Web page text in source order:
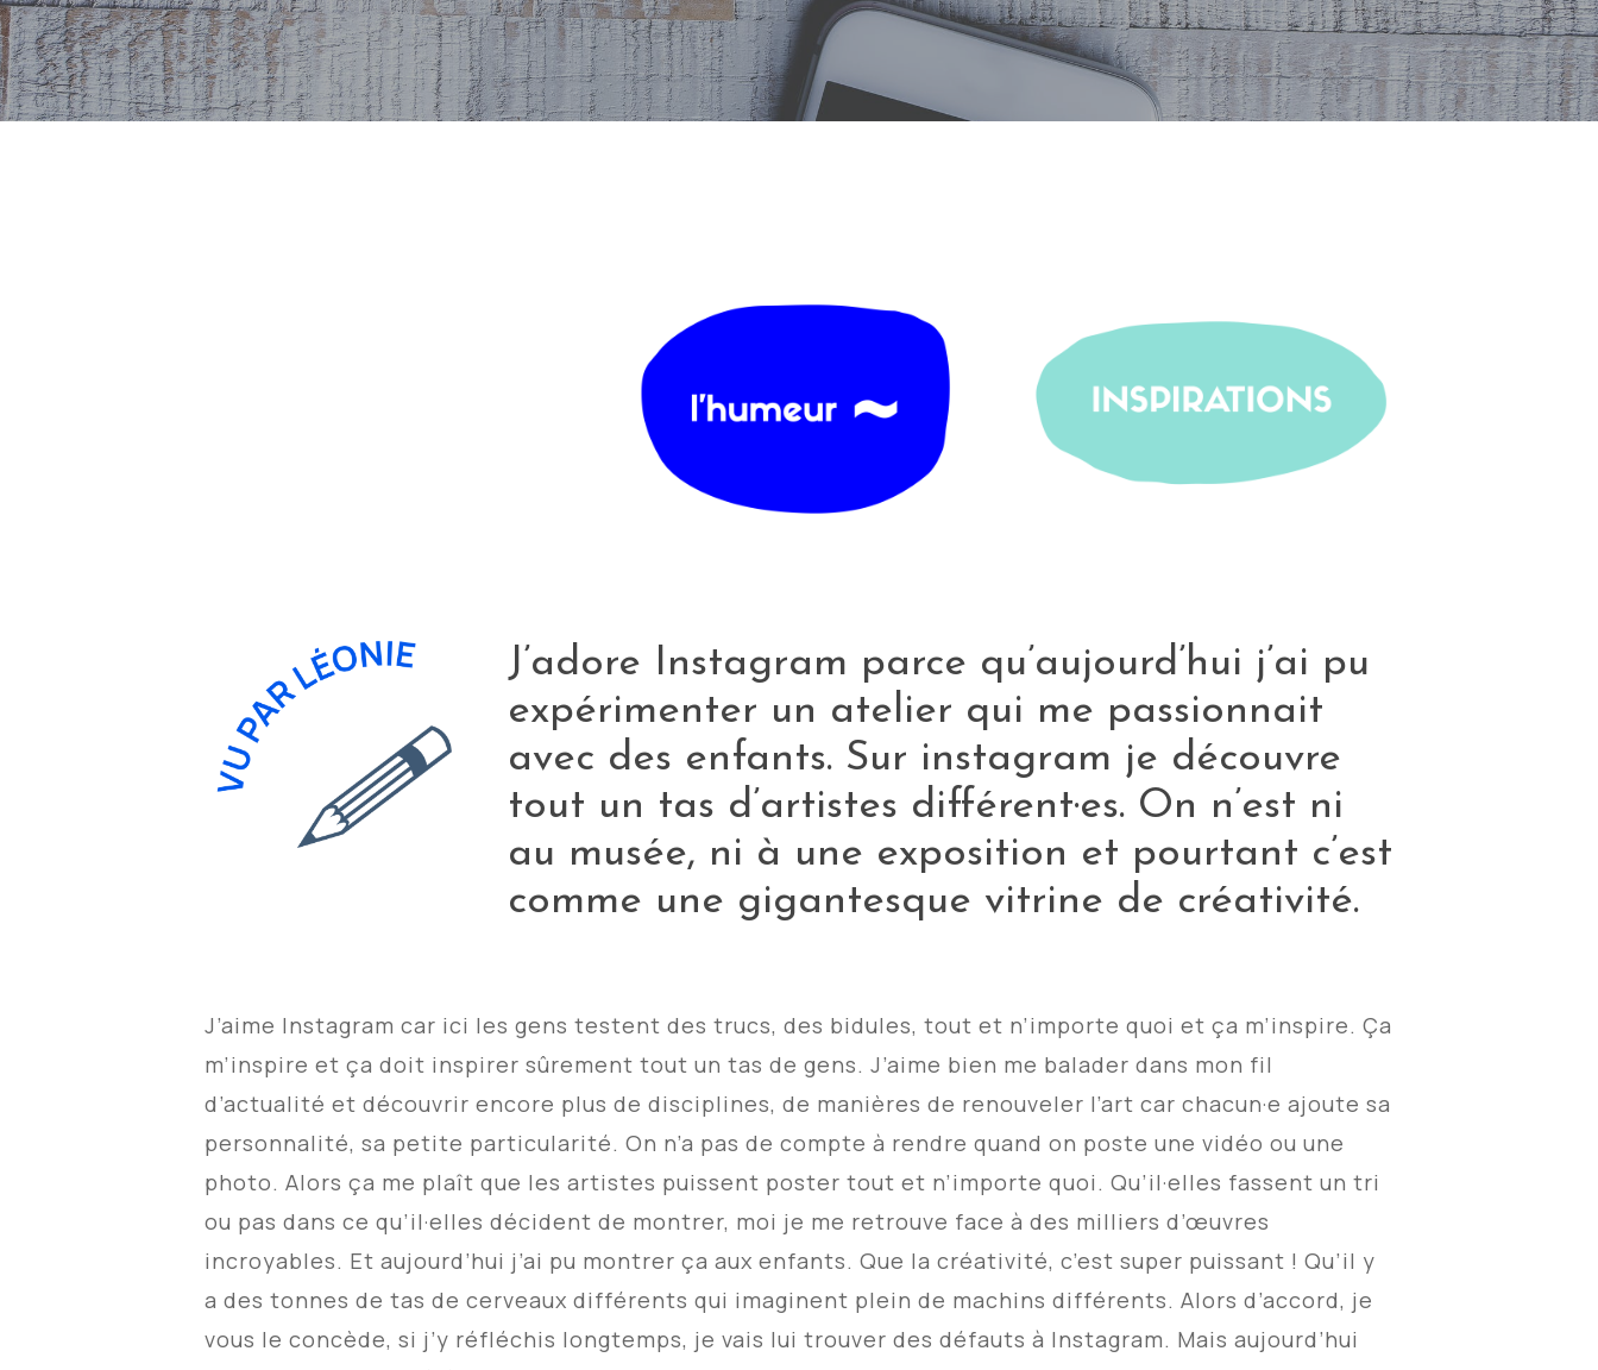
J’adore Instagram parce qu’aujourd’hui j’ai pu
expérimenter un atelier qui me passionnait
avec des enfants. Sur instagram je découvre
tout un tas d’artistes différent·es. On n’est ni
au musée, ni à une exposition et pourtant c’est
comme une gigantesque vitrine de créativité.
J’aime Instagram car ici les gens testent des trucs, des bidules, tout et n’importe quoi et ça m’inspire. Ça
m’inspire et çadoit inspirer sûrement tout un tas de gens. J’aime bien me balader dans mon fil
d’actualité et découvrir encore plus de disciplines, de manières de renouveler l’art car chacun·e ajoute sa
personnalité, sa petite particularité. On n’a pas de compte à rendre quand on poste une vidéo ou une
photo. Alors ça me plaît que les artistes puissent poster tout et n’importe quoi. Qu’il·elles fassent un tri
ou pas dans ce qu’il·elles décident de montrer, moi je me retrouve face à des milliers d’œuvres
incroyables. Et aujourd’hui j’ai pu montrer ça aux enfants. Que la créativité, c’est super puissant ! Qu’il y
a destonnes de tas de cerveaux différents qui imaginent plein de machins différents. Alors d’accord, je
vous le concède, si j’y réfléchis longtemps, je vais lui trouver des défauts à Instagram. Mais aujourd’hui